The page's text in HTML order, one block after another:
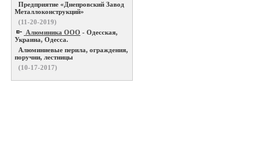
Предприятие «Днепровский Завод
Металлоконструкций»
(11-20-2019)
Алюминика ООО - Одесская,
Украина, Одесса.
Алюминиевые перила, ограждения,
поручни, лестницы
(10-17-2017)